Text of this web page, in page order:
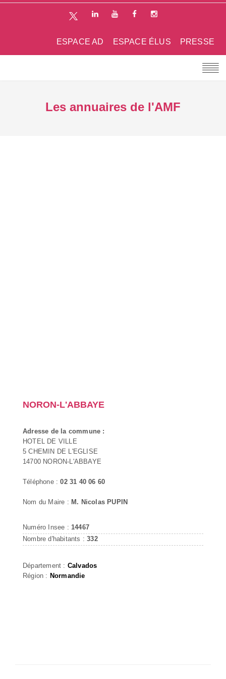
PRESSE
ESPACE ÉLUS
ESPACE AD
Les annuaires de l'AMF
NORON-L'ABBAYE
Adresse de la commune :
HOTEL DE VILLE
5 CHEMIN DE L'EGLISE
14700 NORON-L'ABBAYE
Téléphone :02 31 40 06 60
Nom du Maire : M. Nicolas PUPIN
Numéro Insee : 14467
Nombre d'habitants :332
Département : Calvados
Région : Normandie